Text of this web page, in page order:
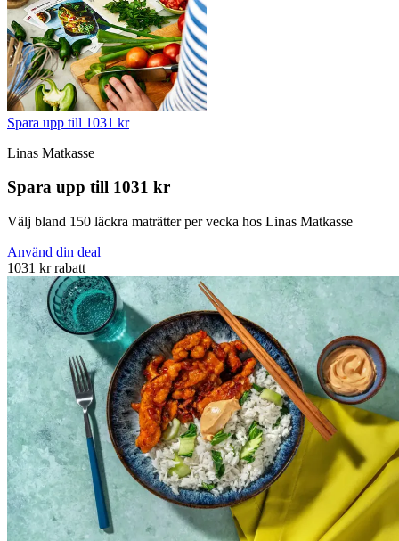
Spara upp till 1031 kr
Linas Matkasse
Spara upp till 1031 kr
Välj bland 150 läckra maträtter per vecka hos Linas Matkasse
Använd din deal
1031 kr rabatt